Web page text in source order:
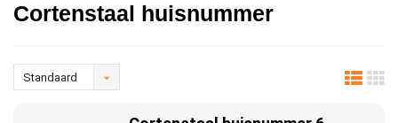
Cortenstaal huisnummer
Standaard